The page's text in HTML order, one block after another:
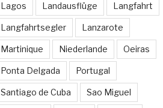
Lagos Landausflüge Langfahrt
Langfahrtsegler Lanzarote
Martinique Niederlande Oeiras
Ponta Delgada Portugal
Santiago de Cuba Sao Miguel